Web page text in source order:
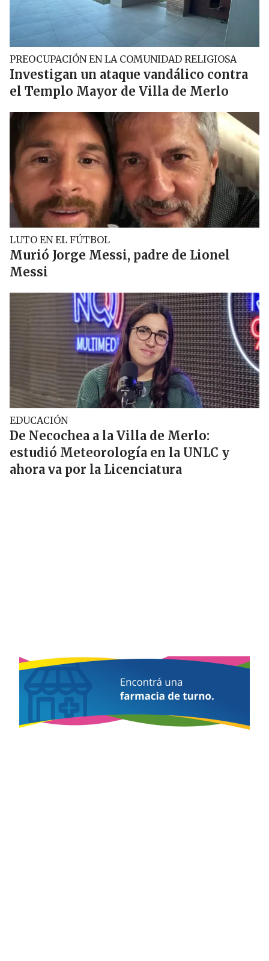
PREOCUPACIÓN EN LA COMUNIDAD RELIGIOSA
Investigan un ataque vandálico contra
el Templo Mayor de Villa de Merlo
LUTO EN EL FÚTBOL
Murió Jorge Messi, padre de Lionel
Messi
EDUCACIÓN
De Necochea a la Villa de Merlo:
estudió Meteorología en la UNLC y
ahora va por la Licenciatura